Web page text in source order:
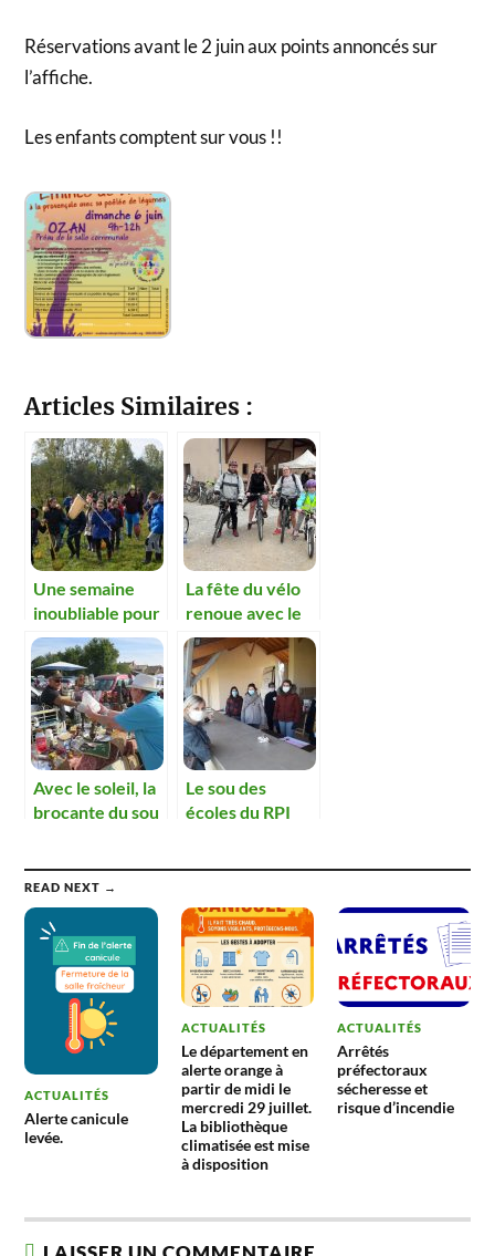
Réservations avant le 2 juin aux points annoncés sur
l’affiche.
Les enfants comptent sur vous !!
Articles Similaires :
Une semaine
inoubliable pour
les enfants de
l’école de Boz
La fête du vélo
renoue avec le
succès
Avec le soleil, la
brocante du sou
Le sou des
écoles du RPI
READ NEXT →
ACTUALITÉS
Alerte canicule
levée.
ACTUALITÉS
Le département en
alerte orange à
partir de midi le
mercredi 29 juillet.
La bibliothèque
climatisée est mise
à disposition
ACTUALITÉS
Arrêtés
préfectoraux
sécheresse et
risque d’incendie